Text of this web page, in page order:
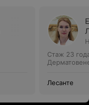
Стаж 23
Лесанте